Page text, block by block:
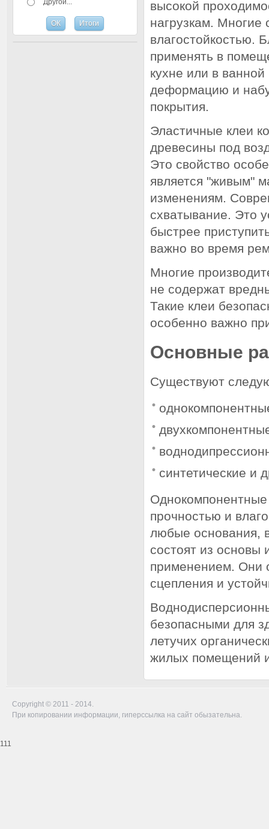
Другой...
высокой
нагрузкам.
влагостойкостью.
применять в
кухне или в
деформацию и
покрытия.
Эластичные клеи
древесины под
Это свойство
является "живым"
изменениям.
схватывание. Это
быстрее
важно во время
Многие
не содержат
Такие клеи
особенно важно
Основные
Существуют
синтетические и
прочностью и
любые основания,
состоят из основы
применением. Они
сцепления и
безопасными для
летучих
жилых помещений
Copyright © 2011 - 2014.
При копировании информации, гиперссылка на сайт обызательна.
111